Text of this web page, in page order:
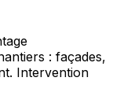
: façades,
Intervention